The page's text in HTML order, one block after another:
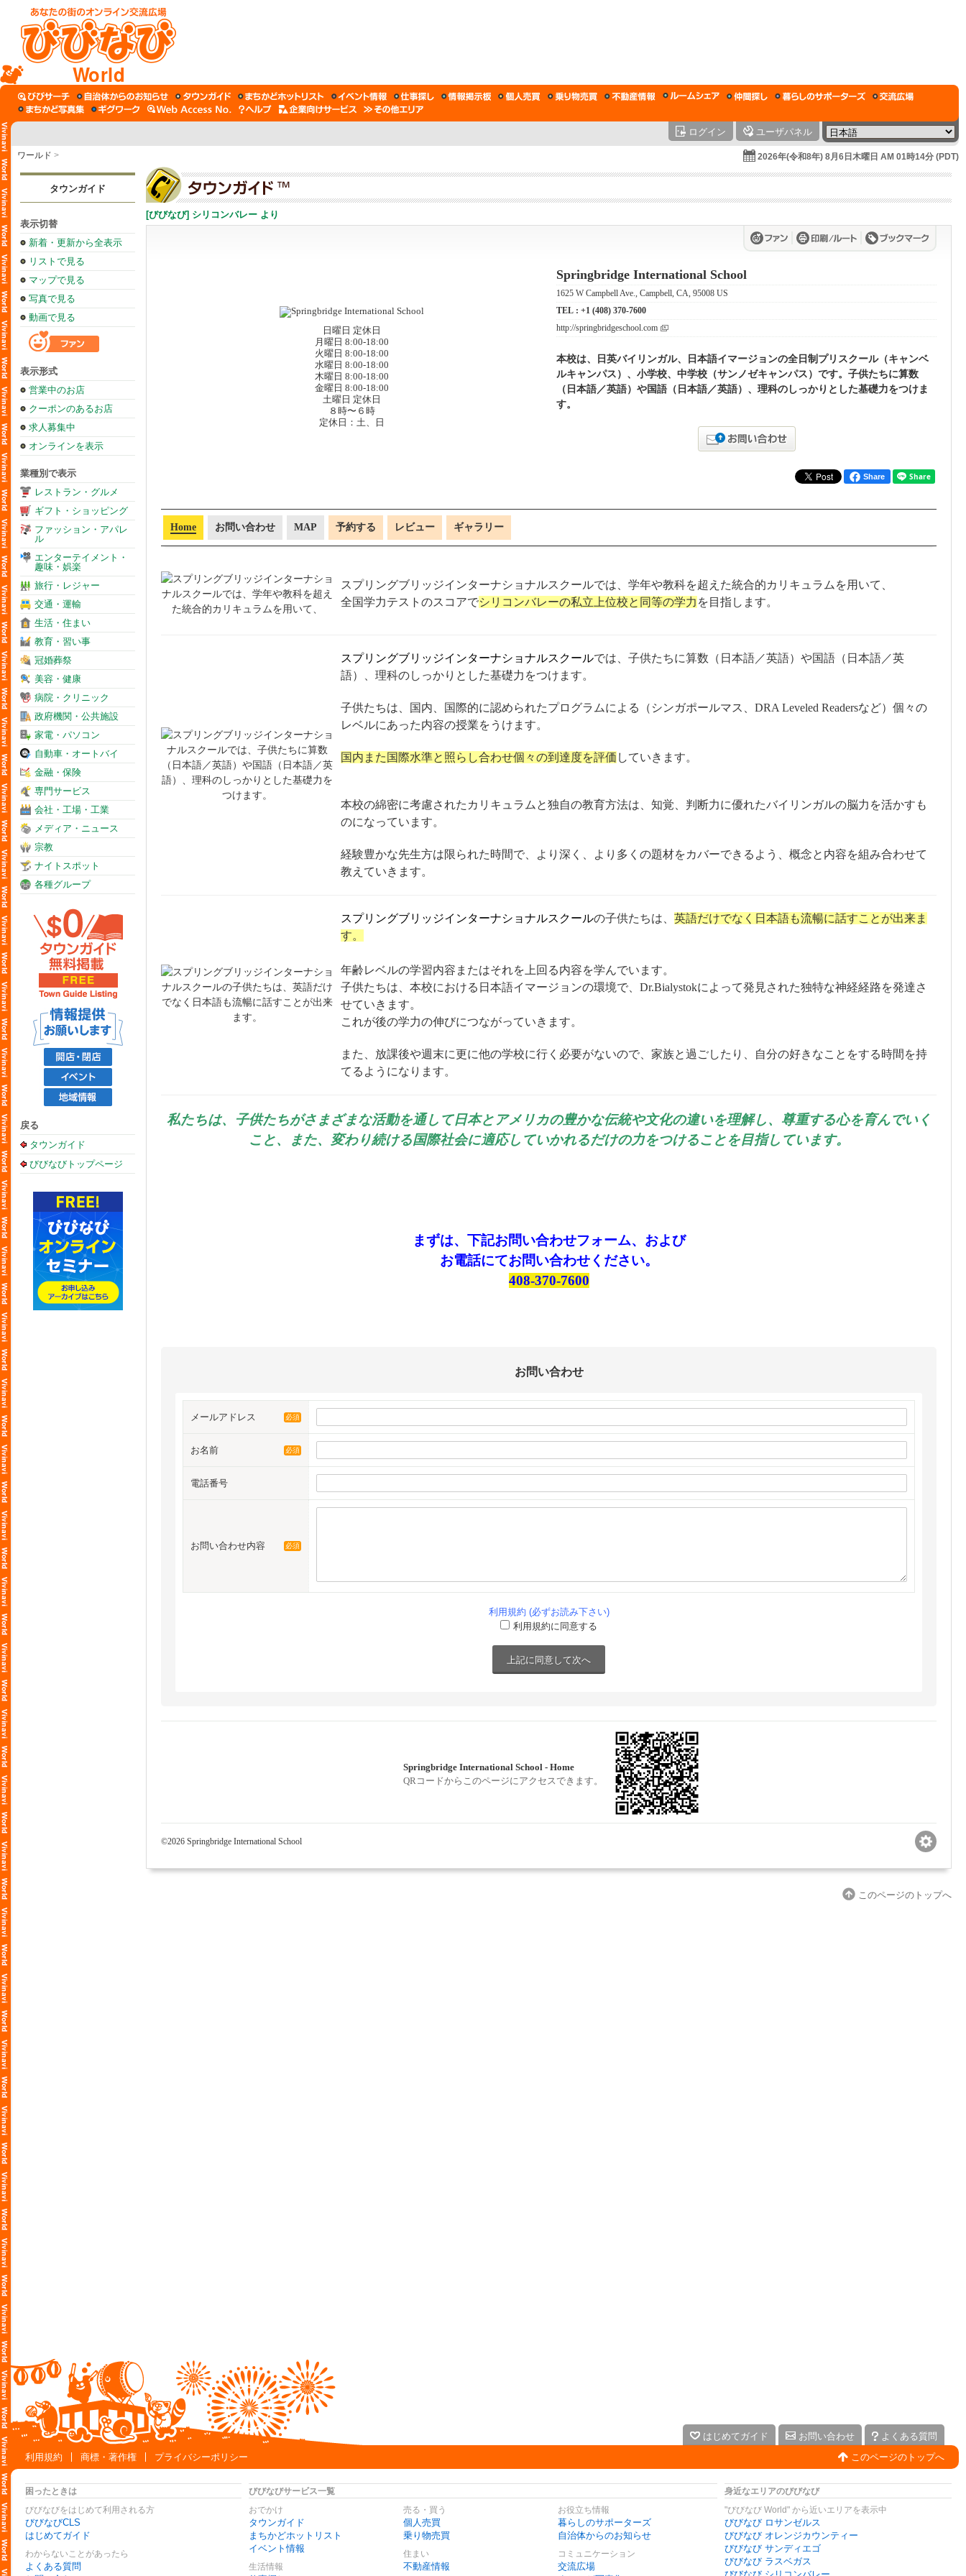
World
ログイン ユーザパネル
ワールド > 2026年(令和8年) 8月6日木曜日 AM 01時14分 (PDT)
タウンガイド
表示切替
新着・更新から全表示
リストで見る
マップで見る
写真で見る
動画で見る
表示形式
営業中のお店
クーポンのあるお店
求人募集中
オンラインを表示
業種別で表示
レストラン・グルメ
ギフト・ショッピング
ファッション・アパレ
ル
エンターテイメント・
趣味・娯楽
旅行・レジャー
交通・運輸
生活・住まい
教育・習い事
冠婚葬祭
美容・健康
病院・クリニック
政府機関・公共施設
家電・パソコン
自動車・オートバイ
金融・保険
専門サービス
会社・工場・工業
メディア・ニュース
宗教
ナイトスポット
各種グループ
戻る
タウンガイド
びびなびトップページ
[びびなび] シリコンバレー より
日曜日 定休日
月曜日 8:00-18:00
火曜日 8:00-18:00
水曜日 8:00-18:00
木曜日 8:00-18:00
金曜日 8:00-18:00
土曜日 定休日
８時〜６時
定休日：土、日
Springbridge International School
1625 W Campbell Ave., Campbell, CA, 95008 US
TEL : +1 (408) 370-7600
http://springbridgeschool.com
本校は、日英バイリンガル、日本語イマージョンの全日制プリスクール（キャンベ
ルキャンパス）、小学校、中学校（サンノゼキャンパス）です。子供たちに算数
（日本語／英語）や国語（日本語／英語）、理科のしっかりとした基礎力をつけま
す。
Share
Home お問い合わせ MAP 予約する レビュー ギャラリー
スプリングブリッジインターナショナルスクールでは、学年や教科を超えた統合的カリキュラムを用いて、
全国学力テストのスコアでシリコンバレーの私立上位校と同等の学力 を目指します。
スプリングブリッジインターナショナルスクールでは、子供たちに算数（日本語／英語）や国語（日本語／英
語）、理科のしっかりとした基礎力をつけます。
子供たちは、国内、国際的に認められたプログラムによる（シンガポールマス、DRA Leveled Readersなど）個々の
レベルにあった内容の授業をうけます。
国内また国際水準と照らし合わせ個々の到達度を評価 していきます。
本校の綿密に考慮されたカリキュラムと独自の教育方法は、知覚、判断力に優れたバイリンガルの脳力を活かすも
のになっています。
経験豊かな先生方は限られた時間で、より深く、より多くの題材をカバーできるよう、概念と内容を組み合わせて
教えていきます。
スプリングブリッジインターナショナルスクールの子供たちは、 英語だけでなく日本語も流暢に話すことが出来ま
す。
年齢レベルの学習内容またはそれを上回る内容を学んでいます。
子供たちは、本校における日本語イマージョンの環境で、Dr.Bialystokによって発見された独特な神経経路を発達さ
せていきます。
これが後の学力の伸びにつながっていきます。
また、放課後や週末に更に他の学校に行く必要がないので、家族と過ごしたり、自分の好きなことをする時間を持
てるようになります。
私たちは、子供たちがさまざまな活動を通して日本とアメリカの豊かな伝統や文化の違いを理解し、尊重する心を育んでいく
こと、また、変わり続ける国際社会に適応していかれるだけの力をつけることを目指しています。
まずは、下記お問い合わせフォーム、および
お電話にてお問い合わせください。
408-370-7600
お問い合わせ
メールアドレス 必須
お名前 必須
電話番号
お問い合わせ内容 必須
利用規約 (必ずお読み下さい)
利用規約に同意する
Springbridge International School - Home
QRコードからこのページにアクセスできます。
©2026 Springbridge International School
このページのトップへ
はじめてガイド お問い合わせ
よくある質問
利用規約
商標・著作権 プライバシーポリシー このページのトップへ
困ったときは
びびなびをはじめて利用される方
びびなびCLS
はじめてガイド
わからないことがあったら
よくある質問
びびなびサービス一覧
おでかけ
タウンガイド
まちかどホットリスト
イベント情報
生活情報
売る・買う
個人売買
乗り物売買
住まい
不動産情報
お役立ち情報
暮らしのサポーターズ
自治体からのお知らせ
コミュニケーション
交流広場
身近なエリアのびびなび
"びびなび World" から近いエリアを表示中
びびなび ロサンゼルス
びびなび オレンジカウンティー
びびなび サンディエゴ
びびなび ラスベガス